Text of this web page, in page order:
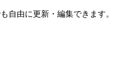
自由に更新・編集できます。